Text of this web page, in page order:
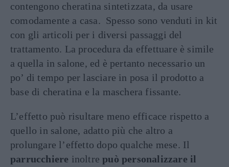
contengono cheratina sintetizzata, da usare
comodamente a casa. Spesso sono venduti in kit
con gli articoli per i diversi passaggi del
trattamento. La procedura da effettuare è simile
a quella in salone, ed è pertanto necessario un
po’ di tempo per lasciare in posa il prodotto a
base di cheratina e la maschera fissante.
L’effetto può risultare meno efficace rispetto a
quello in salone, adatto più che altro a
prolungare l’effetto dopo qualche mese. Il
parrucchiere inoltrepuò personalizzare il